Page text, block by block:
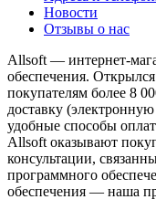
Новости
Отзывы о нас
Allsoft — интернет-
обеспечения.
покупателям более 8
доставку
удобные способы
Allsoft оказывают
консультации,
программного
обеспечения — наша